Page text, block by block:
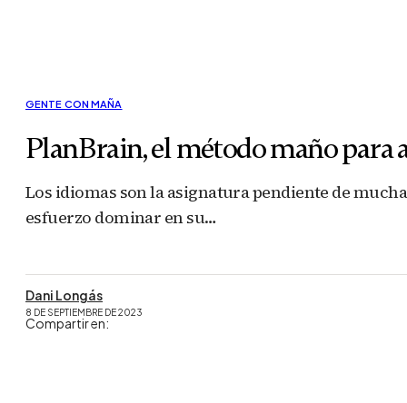
GENTE CON MAÑA
PlanBrain, el método maño para
Los idiomas son la asignatura pendiente de
esfuerzo dominar en su…
Dani Longás
8 DE SEPTIEMBRE DE 2023
Compartir en: